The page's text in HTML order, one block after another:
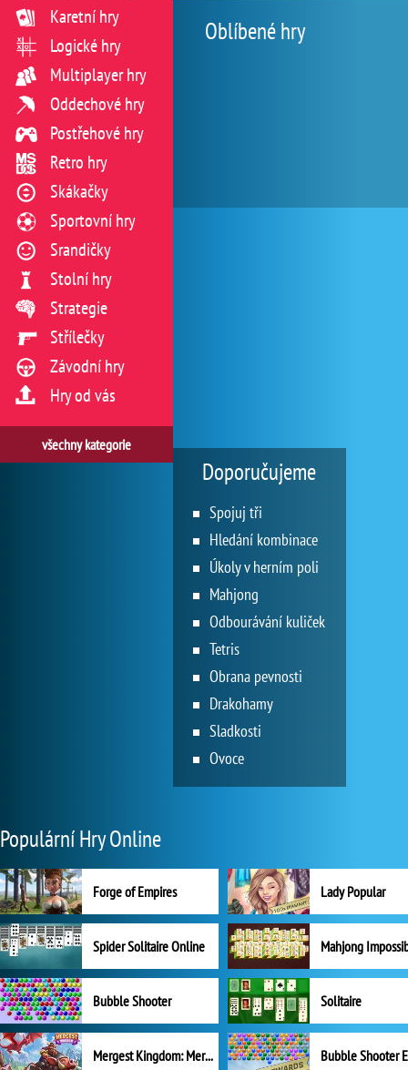
Oblíbené hry
Karetní hry
Logické hry
Multiplayer hry
Oddechové hry
Postřehové hry
Retro hry
Skákačky
Sportovní hry
Srandičky
Stolní hry
Strategie
Střílečky
Závodní hry
Hry od vás
všechny kategorie
Doporučujeme
Spojuj tři
Hledání kombinace
Úkoly v herním poli
Mahjong
Odbourávání kuliček
Tetris
Obrana pevnosti
Drakohamy
Sladkosti
Ovoce
Populární Hry Online
Forge of Empires Lady Popular
Spider Solitaire Online Mahjong
Bubble Shooter Solitaire
Mergest Kingdom: Merge Puzzle